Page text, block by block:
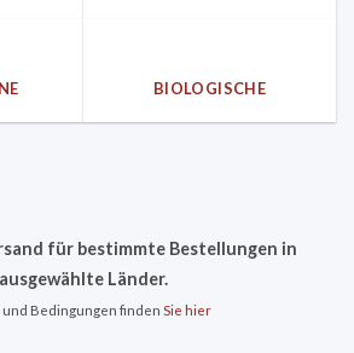
BIOLOGISCHE
für bestimmte Bestellungen in
ausgewählte Länder.
und Bedingungen finden Sie hier